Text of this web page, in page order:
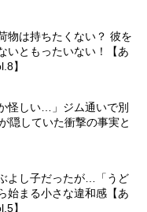
物は持ちたくない？ 彼を
いともったいない！【あ
】
怪しい…」ジム通いで別
隠していた衝撃の事実と
よし子だったが…「うど
始まる小さな違和感【あ
】